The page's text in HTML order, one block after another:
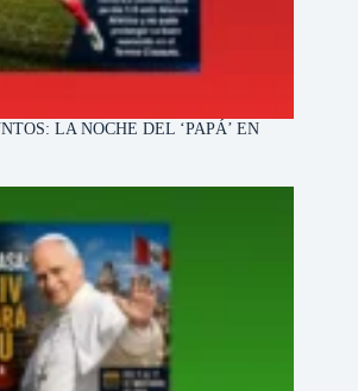
LA NOCHE DEL ‘PAPÁ’ EN